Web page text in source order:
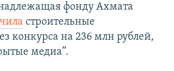
фонду Ахмата
строительные
конкурса на 236 млн рублей,
медиа”.